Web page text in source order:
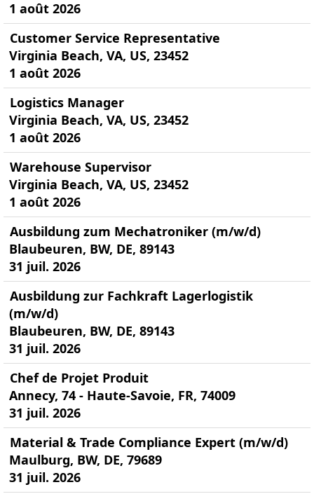
1 août 2026
Customer Service Representative
Virginia Beach, VA, US, 23452
1 août 2026
Logistics Manager
Virginia Beach, VA, US, 23452
1 août 2026
Warehouse Supervisor
Virginia Beach, VA, US, 23452
1 août 2026
Ausbildung zum Mechatroniker (m/w/d)
Blaubeuren, BW, DE, 89143
31 juil. 2026
Ausbildung zur Fachkraft Lagerlogistik
(m/w/d)
Blaubeuren, BW, DE, 89143
31 juil. 2026
Chef de Projet Produit
Annecy, 74 - Haute-Savoie, FR, 74009
31 juil. 2026
Material & Trade Compliance Expert (m/w/d)
Maulburg, BW, DE, 79689
31 juil. 2026